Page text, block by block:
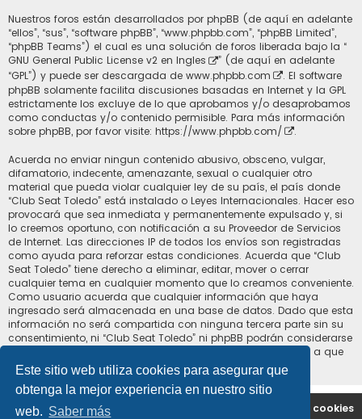
Este sitio web utiliza cookies para asegurar que
obtenga la mejor experiencia en nuestro sitio
web. Saber más
Nuestros foros están desarrollados por phpBB (de aquí en adelante
“ellos”, “sus”, “software phpBB”, “www.phpbb.com”, “phpBB Limited”,
“phpBB Teams”) el cual es una solución de foros liberada bajo la “
GNU General Public License v2 en Ingles
” (de aquí en adelante
“GPL”) y puede ser descargada de www.phpbb.com
. El software
phpBB solamente facilita discusiones basadas en Internet y la GPL
estrictamente los excluye de lo que aprobamos y/o desaprobamos
como conductas y/o contenido permisible. Para más información
sobre phpBB, por favor visite: https://www.phpbb.com/ .
Acuerda no enviar ningun contenido abusivo, obsceno, vulgar,
difamatorio, indecente, amenazante, sexual o cualquier otro
material que pueda violar cualquier ley de su país, el país donde
“Club Seat Toledo” está instalado o Leyes Internacionales. Hacer eso
provocará que sea inmediata y permanentemente expulsado y, si
lo creemos oportuno, con notificación a su Proveedor de Servicios
de Internet. Las direcciones IP de todos los envíos son registradas
como ayuda para reforzar estas condiciones. Acuerda que “Club
Seat Toledo” tiene derecho a eliminar, editar, mover o cerrar
cualquier tema en cualquier momento que lo creamos conveniente.
Como usuario acuerda que cualquier información que haya
ingresado será almacenada en una base de datos. Dado que esta
información no será compartida con ninguna tercera parte sin su
consentimiento, ni “Club Seat Toledo” ni phpBB podrán considerarse
responsables por cualquier intento de hacking que conlleve a que
los datos sean comprometidos.
Portal Índice general Borrar cookies